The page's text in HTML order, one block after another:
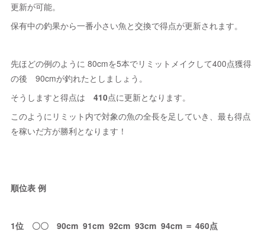
更新が可能。
保有中の釣果から一番小さい魚と交換で得点が更新されます。
先ほどの例のように 80cmを5本でリミットメイクして400点獲得
の後 90cmが釣れたとしましょう。
そうしますと得点は410点に更新となります。
このようにリミット内で対象の魚の全長を足していき、最も得点
を稼いだ方が勝利となります！
順位表 例
1位 〇〇 90cm 91cm 92cm 93cm 94cm ＝ 460点